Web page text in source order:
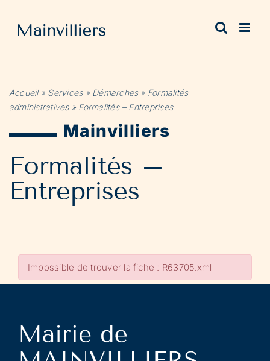
contenu
Accueil» Services» Démarches» Formalités
administratives» Formalités – Entreprises
Mainvilliers
Formalités –
Entreprises
Impossible de trouver la fiche : R63705.xml